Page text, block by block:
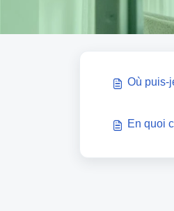
Où puis-
En quoi